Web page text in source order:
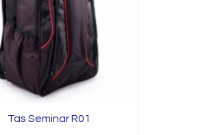
Tas Seminar R01